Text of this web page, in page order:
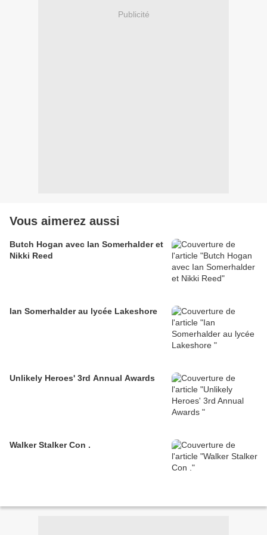
Publicité
Vous aimerez aussi
Butch Hogan avec Ian Somerhalder et
Nikki Reed
Ian Somerhalder au lycée Lakeshore
Unlikely Heroes' 3rd Annual Awards
Walker Stalker Con .